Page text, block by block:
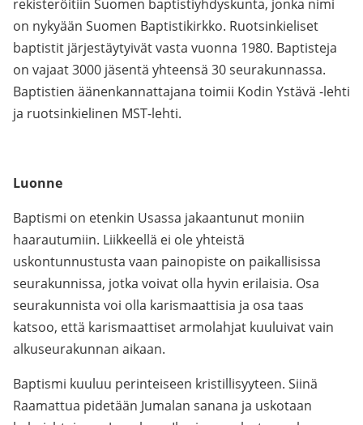
rekisteröitiin Suomen baptistiyhdyskunta, jonka nimi
on nykyään Suomen Baptistikirkko. Ruotsinkieliset
baptistit järjestäytyivät vasta vuonna 1980. Baptisteja
on vajaat 3000 jäsentä yhteensä 30 seurakunnassa.
Baptistien äänenkannattajana toimii Kodin Ystävä -lehti
ja ruotsinkielinen MST-lehti.
Luonne
Baptismi on etenkin Usassa jakaantunut moniin
haarautumiin. Liikkeellä ei ole yhteistä
uskontunnustusta vaan painopiste on paikallisissa
seurakunnissa, jotka voivat olla hyvin erilaisia. Osa
seurakunnista voi olla karismaattisia ja osa taas
katsoo, että karismaattiset armolahjat kuuluivat vain
alkuseurakunnan aikaan.
Baptismi kuuluu perinteiseen kristillisyyteen. Siinä
Raamattua pidetään Jumalan sanana ja uskotaan